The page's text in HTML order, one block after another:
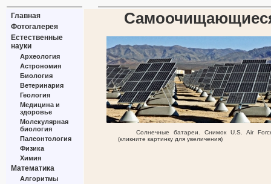
Главная
Фотогалерея
Естественные
науки
Археология
Астрономия
Биология
Ветеринария
Геология
Медицина и
здоровье
Молекулярная
биология
Палеонтология
Физика
Химия
Математика
Алгоритмы
Солнечные батареи. Снимок U.S. Air
(кликните картинку для увеличения)